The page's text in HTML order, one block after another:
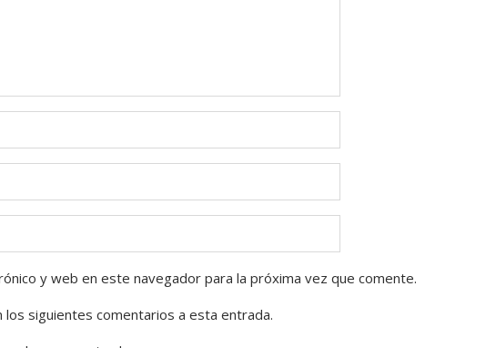
y web en este navegador para la próxima vez que comente.
los siguientes comentarios a esta entrada.